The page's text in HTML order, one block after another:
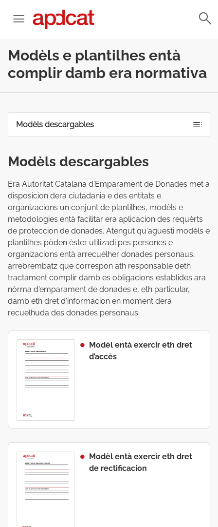
Modèls e plantilhes entà
complir damb era normativa
Modèls descargables
Modèls descargables
Era Autoritat Catalana d'Emparament de Donades met a
disposicion dera ciutadania e des entitats e
organizacions un conjunt de plantilhes, modèls e
metodologies entà facilitar era aplicacion des requèrts
de proteccion de donades. Atengut qu'aguesti modèls e
plantilhes pòden èster utilizadi pes persones e
organizacions entà arrecuélher donades personaus,
arrebrembatz que correspon ath responsable deth
tractament complir damb es obligacions establides ara
nòrma d'emparament de donades e, eth particular,
damb eth dret d'informacion en moment dera
recuelhuda des donades personaus.
Modèl entà exercir eth dret
d’accès
Modèl entà exercir eth dret
de rectificacion